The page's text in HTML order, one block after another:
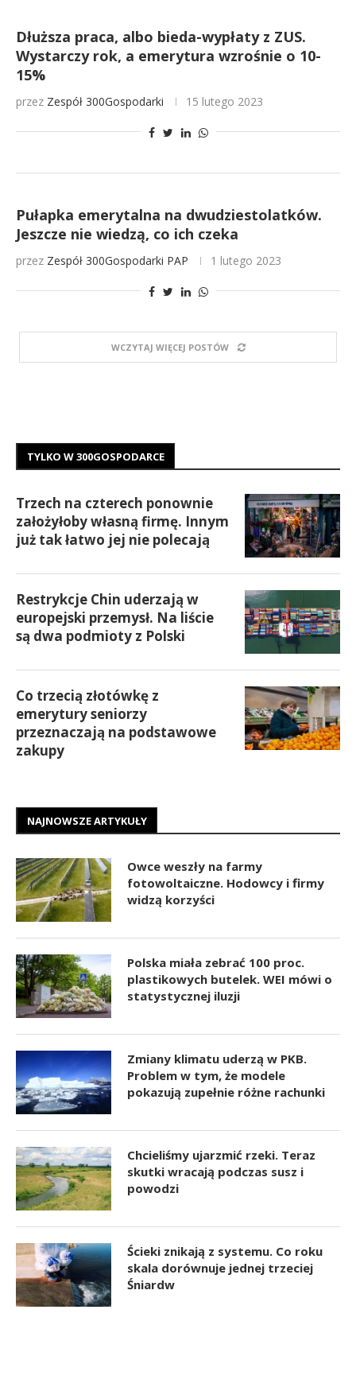
Dłuższa praca, albo bieda-wypłaty z ZUS.
Wystarczy rok, a emerytura wzrośnie o 10-
15%
przez Zespół 300Gospodarki 15 lutego 2023
Pułapka emerytalna na dwudziestolatków.
Jeszcze nie wiedzą, co ich czeka
przez Zespół 300Gospodarki PAP 1 lutego 2023
WCZYTAJ WIĘCEJ POSTÓW
TYLKO W 300GOSPODARCE
Trzech na czterech ponownie
założyłoby własną firmę. Innym
już tak łatwo jej nie polecają
Restrykcje Chin uderzają w
europejski przemysł. Na liście
są dwa podmioty z Polski
Co trzecią złotówkę z
emerytury seniorzy
przeznaczają na podstawowe
zakupy
NAJNOWSZE ARTYKUŁY
Owce weszły na farmy
fotowoltaiczne. Hodowcy i firmy
widzą korzyści
Polska miała zebrać 100 proc.
plastikowych butelek. WEI mówi o
statystycznej iluzji
Zmiany klimatu uderzą w PKB.
Problem w tym, że modele
pokazują zupełnie różne rachunki
Chcieliśmy ujarzmić rzeki. Teraz
skutki wracają podczas susz i
powodzi
Ścieki znikają z systemu. Co roku
skala dorównuje jednej trzeciej
Śniardw